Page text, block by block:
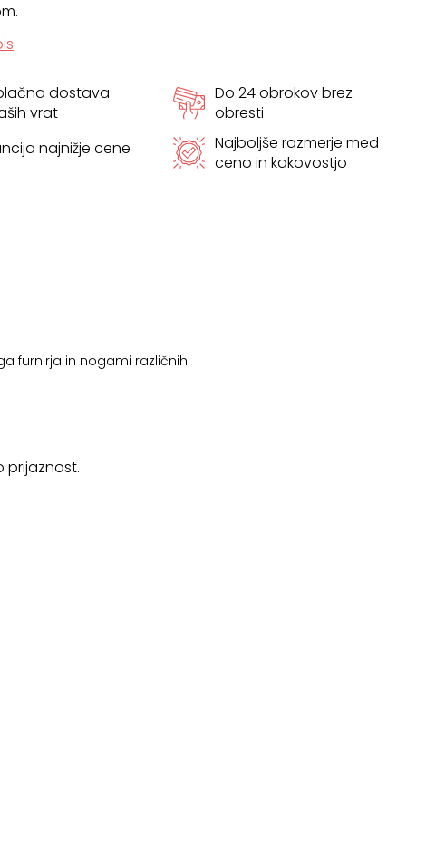
dostava
vrat
Do 24 obrokov brez
obresti
najnižje cene
Najboljše razmerje med
ceno in kakovostjo
furnirja in nogami različnih
prijaznost.